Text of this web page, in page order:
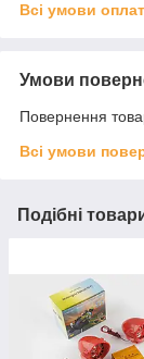
Всі умови
Умови
Повернення
Всі умови
Подібні